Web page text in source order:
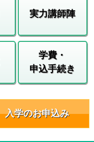
実力講師陣
学費・
申込手続き
入学のお申込み